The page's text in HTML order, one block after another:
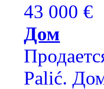
43 000 €
Дом
Palić.